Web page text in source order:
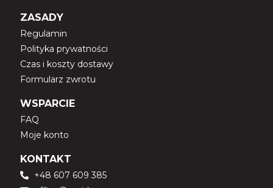
ZASADY
Regulamin
Polityka prywatności
Czas i koszty dostawy
Formularz zwrotu
WSPARCIE
FAQ
Moje konto
KONTAKT
+48 607 609 385